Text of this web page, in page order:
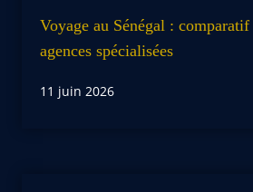
Voyage au Sénégal :
agences spécialisées
11 juin 2026